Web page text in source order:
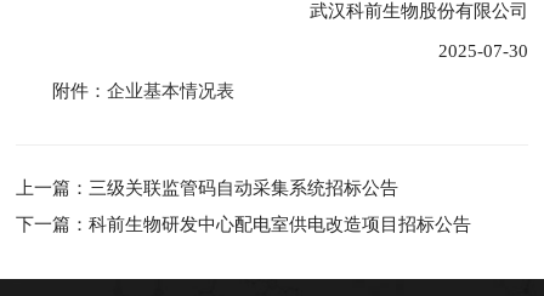
武汉科前生物股份有限公司
2025-07-30
附件：企业基本情况表
上一篇：三级关联监管码自动采集系统招标公告
下一篇：科前生物研发中心配电室供电改造项目招标公告